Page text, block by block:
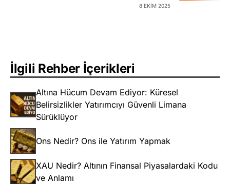
8 EKIM 2025
İlgili Rehber İçerikleri
Altına Hücum Devam Ediyor: Küresel
Belirsizlikler Yatırımcıyı Güvenli Limana
Sürüklüyor
Ons Nedir? Ons ile Yatırım Yapmak
XAU Nedir? Altının Finansal Piyasalardaki Kodu
ve Anlamı